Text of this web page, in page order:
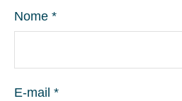
Nome *
E-mail *